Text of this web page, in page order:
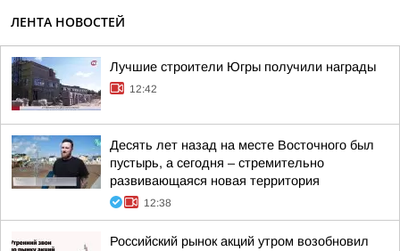
ЛЕНТА НОВОСТЕЙ
Лучшие строители Югры получили награды
12:42
Десять лет назад на месте Восточного был
пустырь, а сегодня – стремительно
развивающаяся новая территория
12:38
Российский рынок акций утром возобновил